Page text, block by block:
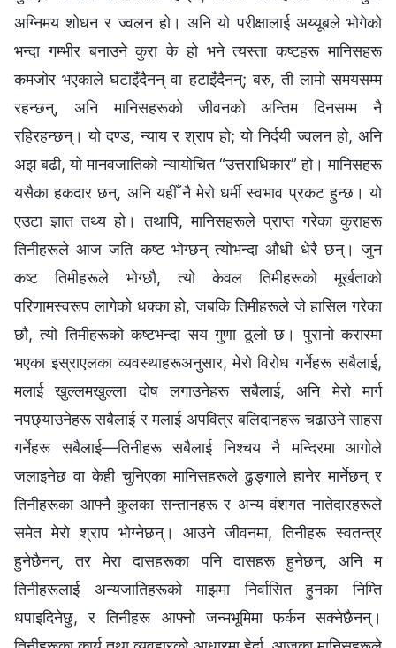
अग्‍निमय शोधन र ज्वलन हो। अनि यो परीक्षालाई अय्यूबले भोगेको
भन्दा गम्भीर बनाउने कुरा के हो भने त्यस्ता कष्टहरू मानिसहरू
कमजोर भएकाले घटाइँदैनन् वा हटाइँदैनन्; बरु, ती लामो समयसम्म
रहन्छन्, अनि मानिसहरूको जीवनको अन्तिम दिनसम्म नै
रहिरहन्छन्। यो दण्ड, न्याय र श्राप हो; यो निर्दयी ज्वलन हो, अनि
अझ बढी, यो मानवजातिको न्यायोचित “उत्तराधिकार” हो। मानिसहरू
यसैका हकदार छन्, अनि यहीँ नै मेरो धर्मी स्वभाव प्रकट हुन्छ। यो
एउटा ज्ञात तथ्य हो। तथापि, मानिसहरूले प्राप्त गरेका कुराहरू
तिनीहरूले आज जति कष्ट भोग्छन् त्योभन्दा औधी धेरै छन्। जुन
कष्ट तिमीहरूले भोग्छौ, त्यो केवल तिमीहरूको मूर्खताको
परिणामस्वरूप लागेको धक्‍का हो, जबकि तिमीहरूले जे हासिल गरेका
छौ, त्यो तिमीहरूको कष्टभन्दा सय गुणा ठूलो छ। पुरानो करारमा
भएका इस्राएलका व्यवस्थाहरूअनुसार, मेरो विरोध गर्नेहरू सबैलाई,
मलाई खुल्लमखुल्ला दोष लगाउनेहरू सबैलाई, अनि मेरो मार्ग
नपछ्याउनेहरू सबैलाई र मलाई अपवित्र बलिदानहरू चढाउने साहस
गर्नेहरू सबैलाई—तिनीहरू सबैलाई निश्‍चय नै मन्दिरमा आगोले
जलाइनेछ वा केही चुनिएका मानिसहरूले ढुङ्गाले हानेर मार्नेछन् र
तिनीहरूका आफ्नै कुलका सन्तानहरू र अन्य वंशगत नातेदारहरूले
समेत मेरो श्राप भोग्‍नेछन्। आउने जीवनमा, तिनीहरू स्वतन्त्र
हुनेछैनन्, तर मेरा दासहरूका पनि दासहरू हुनेछन्, अनि म
तिनीहरूलाई अन्यजातिहरूको माझमा निर्वासित हुनका निम्ति
धपाइदिनेछु, र तिनीहरू आफ्नो जन्मभूमिमा फर्कन सक्‍नेछैनन्।